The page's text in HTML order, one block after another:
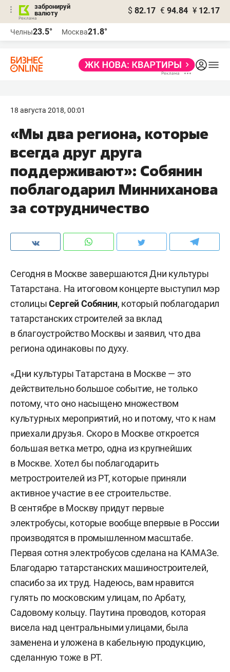
забронируй
валюту
$ 82.17 € 94.84 ¥ 12.17
Челны23.5° Москва21.8°
18 августа 2018, 00:01
«Мы два региона, которые
всегда друг друга
поддерживают»: Собянин
поблагодарил Минниханова
за сотрудничество
Сегодня в Москве завершаются Дни культуры
Татарстана. На итоговом концерте выступил мэр
столицыСергей Собянин, который поблагодарил
татарстанских строителей за вклад
в благоустройство Москвы и заявил, что два
региона одинаковы по духу.
«Дни культуры Татарстана в Москве — это
действительно большое событие, не только
потому, что оно насыщено множеством
культурных мероприятий, но и потому, что к нам
приехали друзья. Скоро в Москве откроется
большая ветка метро, одна из крупнейших
в Москве. Хотел бы поблагодарить
метростроителей из РТ, которые приняли
активное участие в ее строительстве.
В сентябре в Москву придут первые
электробусы, которые вообще впервые в России
производятся в промышленном масштабе.
Первая сотня электробусов сделана на КАМАЗе.
Благодарю татарстанских машиностроителей,
спасибо за их труд. Надеюсь, вам нравится
гулять по московским улицам, по Арбату,
Садовому кольцу. Паутина проводов, которая
висела над центральными улицами, была
заменена и уложена в кабельную продукцию,
сделанную тоже в РТ.